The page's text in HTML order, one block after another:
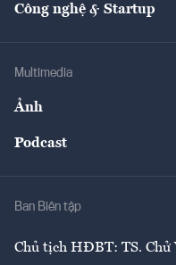
Tư vấn
Công nghệ & Startup
Multimedia
Ảnh
Podcast
Ban Biên tập
Chủ tịch HĐBT: TS. Chử